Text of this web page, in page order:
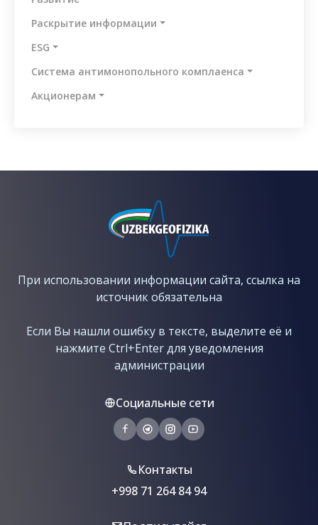
Раскрытие информации
ESG
Система антимонопольного комплаенса
Aкционерам
При использовании информации сайта, ссылка на
источник обязательна
Если Вы нашли ошибку в тексте, выделите её и
нажмите Ctrl+Enter для уведомления
администрации
Социальные сети
Контакты
+998 71 264 84 94